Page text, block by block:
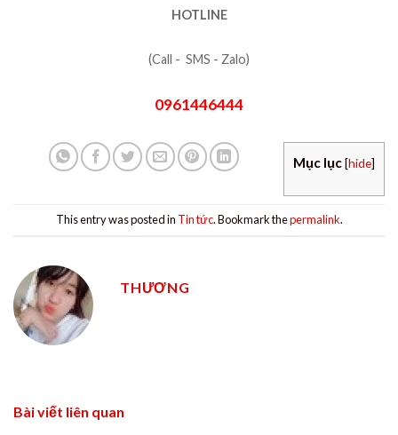
HOTLINE
(Call - SMS - Zalo)
0961446444
Mục lục[hide]
This entry was posted in Tin tức. Bookmark thepermalink.
THƯƠNG
Bài viết liên quan